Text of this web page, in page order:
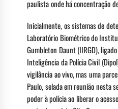
paulista onde há concentração
Inicialmente, os sistemas de
Laboratório Biométrico do
Gumbleton Daunt (IIRGD),
Inteligência da Polícia Civil
vigilância ao vivo, mas uma
Paulo, selada em reunião nesta
poder à polícia ao liberar o